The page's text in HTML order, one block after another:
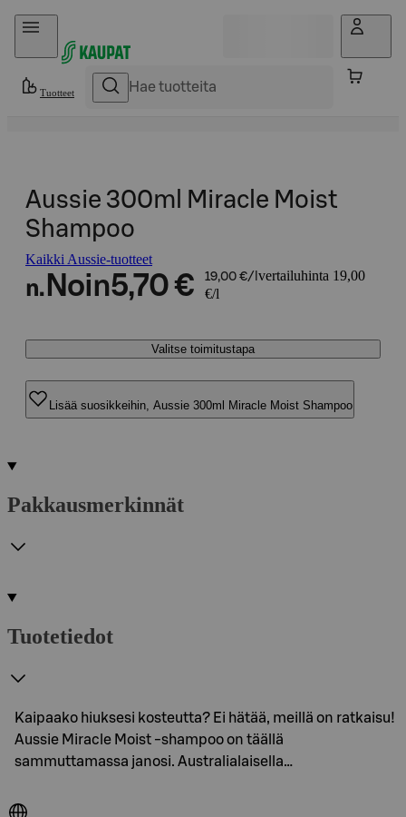
Hyppää sisältöön
Tuotteet
Aussie 300ml Miracle Moist
Shampoo
Kaikki Aussie-tuotteet
n. Noin5,70 € 19,00 €/l vertailuhinta 19,00
€/l
Valitse toimitustapa
Lisää suosikkeihin, Aussie 300ml Miracle Moist Shampoo
Pakkausmerkinnät
Tuotetiedot
Kaipaako hiuksesi kosteutta? Ei hätää, meillä on ratkaisu!
Aussie Miracle Moist -shampoo on täällä
sammuttamassa janosi. Australialaisella…